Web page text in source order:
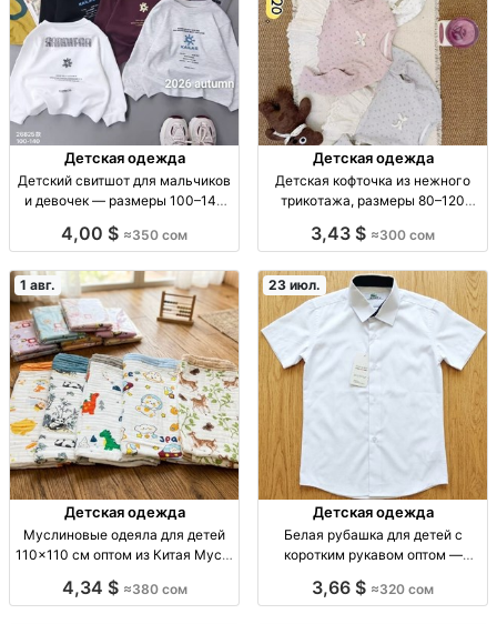
Детская одежда
Детский свитшот для мальчиков
и девочек — размеры 100–140
100–140, 350 сом
4,00 $ ≈350 сом
Детская одежда
Детская кофточка из нежного
трикотажа, размеры 80–120
р-р 80–120, мягкая, удобная,
3,43 $ ≈300 сом
1 авг.
Детская одежда
Муслиновые одеяла для детей
110×110 см оптом из Китая Мусл.
Китай, высокое кач., опт от 380
4,34 $ ≈380 сом
23 июл.
Детская одежда
Белая рубашка для детей с
коротким рукавом оптом —
Рубашка детская белая с
3,66 $ ≈320 сом